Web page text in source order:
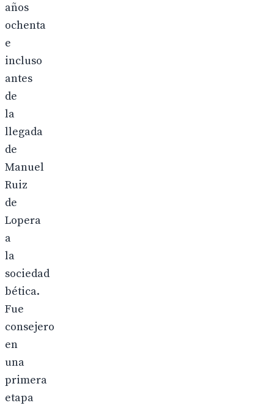
años
ochenta
e
incluso
antes
de
la
llegada
de
Manuel
Ruiz
de
Lopera
a
la
sociedad
bética.
Fue
consejero
en
una
primera
etapa